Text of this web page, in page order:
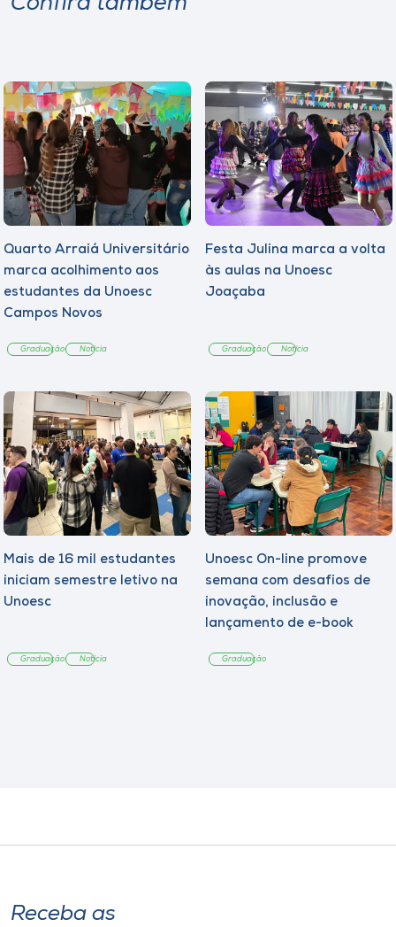
Quarto Arraiá Universitário
marca acolhimento aos
estudantes da Unoesc
Campos Novos
Graduação Notícia
Festa Julina marca a volta
às aulas na Unoesc
Joaçaba
Graduação Notícia
Mais de 16 mil estudantes
iniciam semestre letivo na
Unoesc
Graduação Notícia
Unoesc On-line promove
semana com desafios de
inovação, inclusão e
lançamento de e-book
Graduação
Receba as